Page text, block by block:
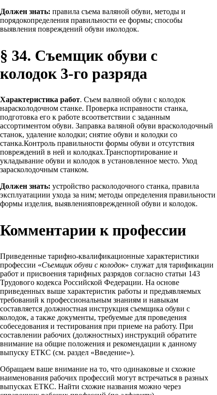
Должен знать: правила съема валяной обуви, методы и
порядокопределения правильности ее формы; способы
выявления повреждений обуви иколодок.
§ 34. Съемщик обуви с
колодок 3-го разряда
Характеристика работ. Съем валяной обуви с колодок
нарасколодочном станке. Проверка исправности станка,
подготовка его к работе всоответствии с заданным
ассортиментом обуви. Заправка валяной обуви врасколодочный
станок, удаление колодки; снятие обуви и колодки со
станка.Контроль правильности формы обуви и отсутствия
повреждений в ней и колодках.Транспортирование и
укладывание обуви и колодок в установленное место. Уход
зарасколодочным станком.
Должен знать: устройство расколодочного станка, правила
эксплуатациии ухода за ним; методы определения правильности
формы изделия, выявленияповрежденной обуви и колодок.
Комментарии к профессии
Приведенные тарифно-квалификационные характеристики
профессии «Съемщик обуви с колодок» служат для тарификации
работ и присвоения тарифных разрядов согласно статьи 143
Трудового кодекса Российской Федерации. На основе
приведенных выше характеристик работы и предъявляемых
требований к профессиональным знаниям и навыкам
составляется должностная инструкция съемщика обуви с
колодок, а также документы, требуемые для проведения
собеседования и тестирования при приеме на работу. При
составлении рабочих (должностных) инструкций обратите
внимание на общие положения и рекомендации к данному
выпуску ЕТКС (см. раздел «Введение»).
Обращаем ваше внимание на то, что одинаковые и схожие
наименования рабочих профессий могут встречаться в разных
выпусках ЕТКС. Найти схожие названия можно через